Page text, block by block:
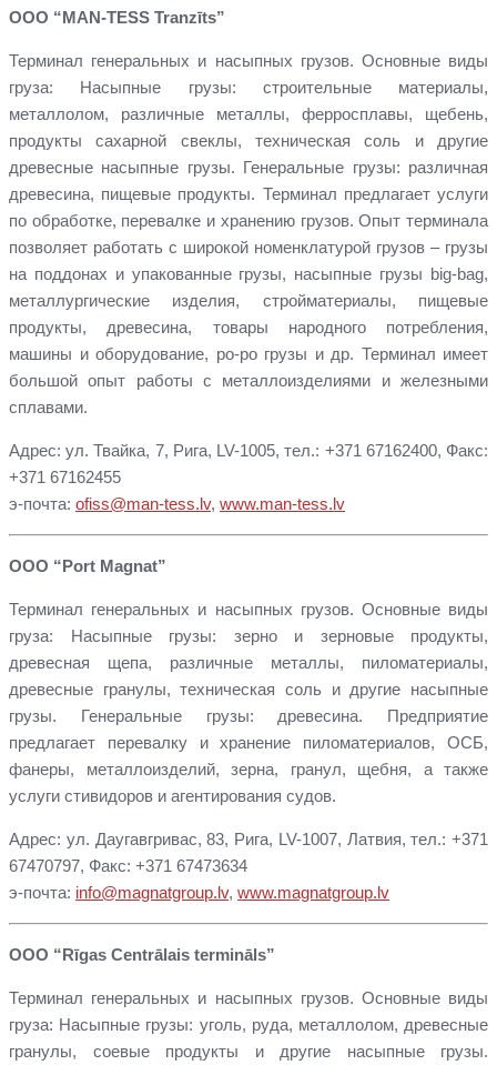
ООО “MAN-TESS Tranzīts”
Терминал генеральных и насыпных грузов. Основные виды
груза: Насыпные грузы: строительные материалы,
металлолом, различные металлы, ферросплавы, щебень,
продукты сахарной свеклы, техническая соль и другие
древесные насыпные грузы. Генеральные грузы: различная
древесина, пищевые продукты. Терминал предлагает услуги
по обработке, перевалке и хранению грузов. Опыт терминала
позволяет работать с широкой номенклатурой грузов – грузы
на поддонах и упакованные грузы, насыпные грузы big-bag,
металлургические изделия, стройматериалы, пищевые
продукты, древесина, товары народного потребления,
машины и оборудование, ро-ро грузы и др. Терминал имеет
большой опыт работы с металлоизделиями и железными
сплавами.
Адрес: ул. Твайка, 7, Рига, LV-1005, тел.: +371 67162400, Факс:
+371 67162455
э-почта: ofiss@man-tess.lv, www.man-tess.lv
ООО “Port Magnat”
Терминал генеральных и насыпных грузов. Основные виды
груза: Насыпные грузы: зерно и зерновые продукты,
древесная щепа, различные металлы, пиломатериалы,
древесные гранулы, техническая соль и другие насыпные
грузы. Генеральные грузы: древесина. Предприятие
предлагает перевалку и хранение пиломатериалов, ОСБ,
фанеры, металлоизделий, зерна, гранул, щебня, а также
услуги стивидоров и агентирования судов.
Адрес: ул. Даугавгривас, 83, Рига, LV-1007, Латвия, тел.: +371
67470797, Факс: +371 67473634
э-почта: info@magnatgroup.lv, www.magnatgroup.lv
ООО “Rīgas Centrālais termināls”
Терминал генеральных и насыпных грузов. Основные виды
груза: Насыпные грузы: уголь, руда, металлолом, древесные
гранулы, соевые продукты и другие насыпные грузы.